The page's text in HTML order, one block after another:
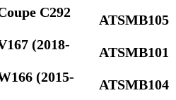
C292
ATSMB105
(2018-
ATSMB101
(2015-
ATSMB104